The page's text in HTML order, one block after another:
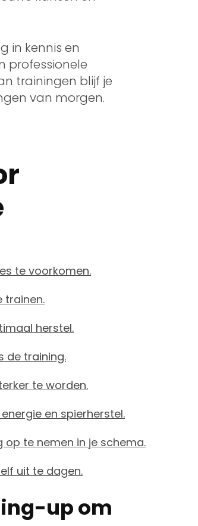
in kennis en
professionele
trainingen blijf je
van morgen.
te voorkomen.
trainen.
herstel.
de training.
te worden.
en spierherstel.
te nemen in je schema.
uit te dagen.
up om